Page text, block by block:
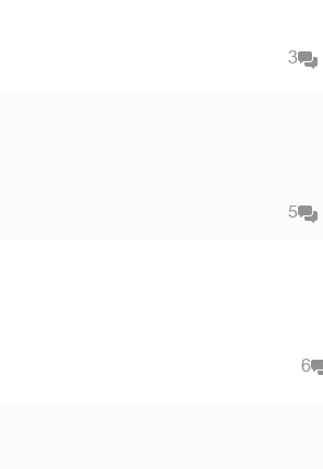
3
5
6